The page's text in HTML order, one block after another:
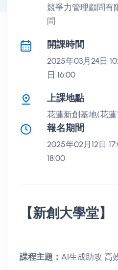
競爭力管理顧問有
問
開課時間
2025年03月24日
日 16:00
上課地點
花蓮新創基地(花蓮
報名期間
2025年02月12日
18:00
【新創大學堂】
課程主題： AI生成助攻 高